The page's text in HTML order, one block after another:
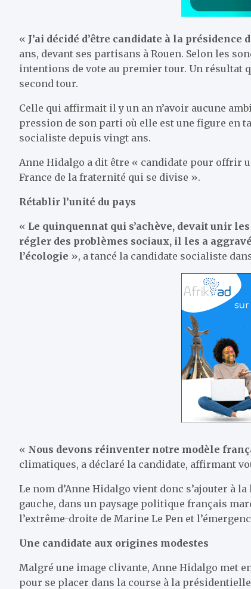
« J’ai décidé d’être candidate à la
ans, devant ses partisans à Rouen. Selon les
intentions de vote au premier tour. Un
second tour.
Celle qui affirmait il y un an n’avoir aucune
pression de son parti où elle est une figure en
socialiste depuis vingt ans.
Anne Hidalgo a dit être « candidate pour offrir
France de la fraternité qui se divise ».
Rétablir l’unité du pays
« Le quinquennat qui s’achève, devait unir
régler des problèmes sociaux, il les a
l’écologie », a tancé la candidate socialiste
« Nous devons réinventer notre modèle
climatiques, a déclaré la candidate, affirmant
Le nom d’Anne Hidalgo vient donc s’ajouter à
gauche, dans un paysage politique français
l’extrême-droite de Marine Le Pen et
Une candidate aux origines modestes
Malgré une image clivante, Anne Hidalgo met
pour se placer dans la course à la